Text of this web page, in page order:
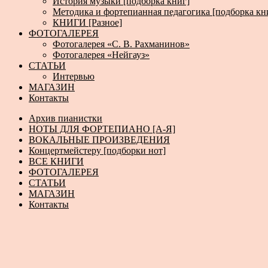
Методика и фортепианная педагогика [подборка
КНИГИ [Разное]
ФОТОГАЛЕРЕЯ
Фотогалерея «С. В. Рахманинов»
Фотогалерея «Нейгауз»
СТАТЬИ
Интервью
МАГАЗИН
Контакты
Архив пианистки
НОТЫ ДЛЯ ФОРТЕПИАНО [А-Я]
ВОКАЛЬНЫЕ ПРОИЗВЕДЕНИЯ
Концертмейстеру [подборки нот]
ВСЕ КНИГИ
ФОТОГАЛЕРЕЯ
СТАТЬИ
МАГАЗИН
Контакты